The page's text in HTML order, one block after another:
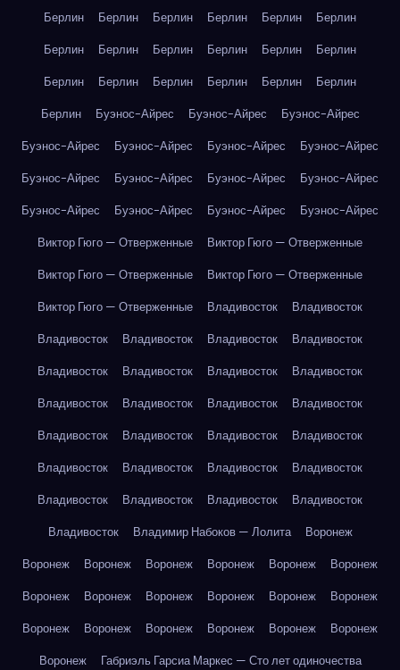
Берлин Берлин Берлин Берлин Берлин
Берлин
Берлин
Берлин Берлин Берлин Берлин
Берлин
Берлин
Берлин Берлин Берлин Берлин
Берлин
Берлин
Буэнос-Айрес Буэнос-Айрес
Буэнос-Айрес
Буэнос-Айрес
Буэнос-Айрес Буэнос-Айрес
Буэнос-Айрес
Буэнос-Айрес
Буэнос-Айрес Буэнос-Айрес
Буэнос-Айрес
Буэнос-Айрес
Буэнос-Айрес Буэнос-Айрес
Буэнос-Айрес
Виктор Гюго — Отверженные
Виктор Гюго — Отверженные
Виктор Гюго — Отверженные
Виктор Гюго — Отверженные
Виктор Гюго — Отверженные
Владивосток
Владивосток
Владивосток
Владивосток Владивосток
Владивосток
Владивосток
Владивосток Владивосток
Владивосток
Владивосток
Владивосток Владивосток
Владивосток
Владивосток
Владивосток Владивосток
Владивосток
Владивосток
Владивосток Владивосток
Владивосток
Владивосток
Владивосток Владивосток
Владивосток
Владивосток
Владимир Набоков — Лолита
Воронеж
Воронеж
Воронеж Воронеж Воронеж Воронеж
Воронеж
Воронеж
Воронеж Воронеж Воронеж Воронеж
Воронеж
Воронеж
Воронеж Воронеж Воронеж Воронеж
Воронеж
Воронеж
Габриэль Гарсиа Маркес — Сто лет одиночества